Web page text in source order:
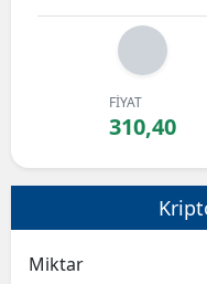
FİYAT
310,40
Miktar